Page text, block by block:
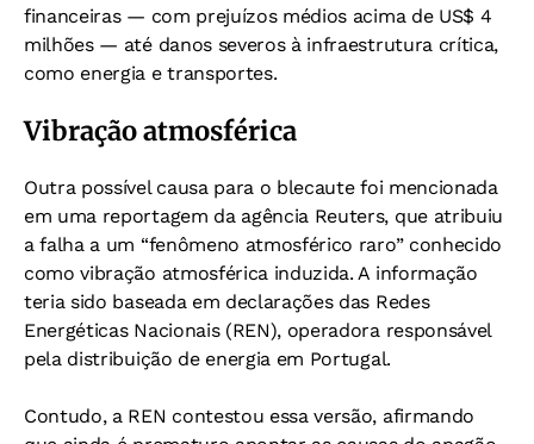
financeiras — com prejuízos médios acima de US$ 4
milhões — até danos severos à infraestrutura crítica,
como energia e transportes.
Vibração atmosférica
Outra possível causa para o blecaute foi mencionada
em uma reportagem da agência Reuters, que atribuiu
a falha a um “fenômeno atmosférico raro” conhecido
como vibração atmosférica induzida. A informação
teria sido baseada em declarações das Redes
Energéticas Nacionais (REN), operadora responsável
pela distribuição de energia em Portugal.
Contudo, a REN contestou essa versão, afirmando